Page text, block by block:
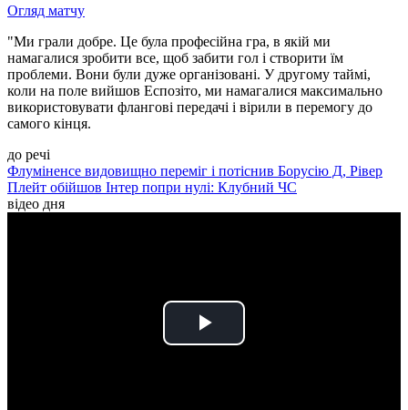
Огляд матчу
"Ми грали добре. Це була професійна гра, в якій ми
намагалися зробити все, щоб забити гол і створити їм
проблеми. Вони були дуже організовані. У другому таймі,
коли на поле вийшов Еспозіто, ми намагалися максимально
використовувати флангові передачі і вірили в перемогу до
самого кінця.
до речі
Флуміненсе видовищно переміг і потіснив Борусію Д, Рівер
Плейт обійшов Інтер попри нулі: Клубний ЧС
відео дня
Play